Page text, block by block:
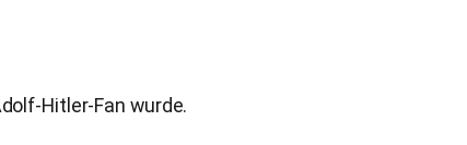
Hitler-Fan wurde.